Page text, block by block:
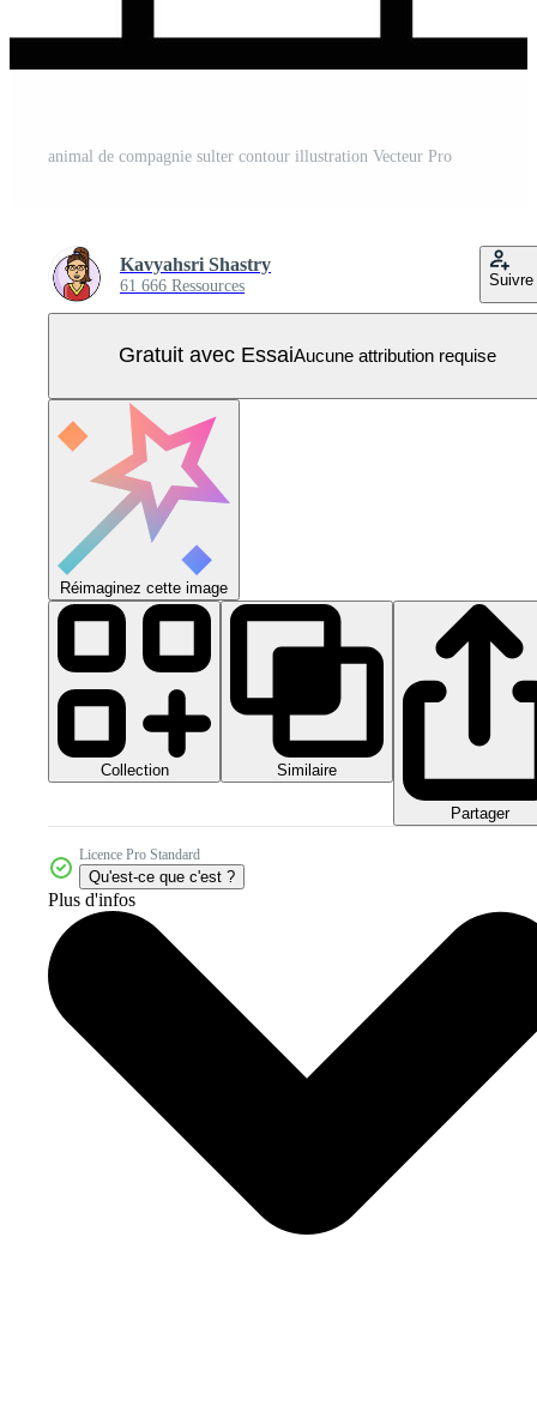
animal de compagnie sulter contour illustration Vecteur Pro
Kavyahsri Shastry
61 666 Ressources Suivre
Gratuit avec EssaiAucune attribution requise
Réimaginez cette image
Collection Similaire
Partager
Licence Pro Standard
Qu'est-ce que c'est ?
Plus d'infos